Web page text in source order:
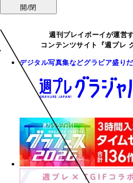
開/閉
週刊プレイボーイが運営
コンテンツサイト『週プレ
デジタル写真集などグラビア盛り